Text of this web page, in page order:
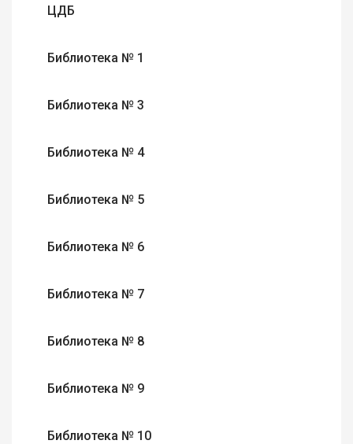
ЦДБ
Библиотека № 1
Библиотека № 3
Библиотека № 4
Библиотека № 5
Библиотека № 6
Библиотека № 7
Библиотека № 8
Библиотека № 9
Библиотека № 10